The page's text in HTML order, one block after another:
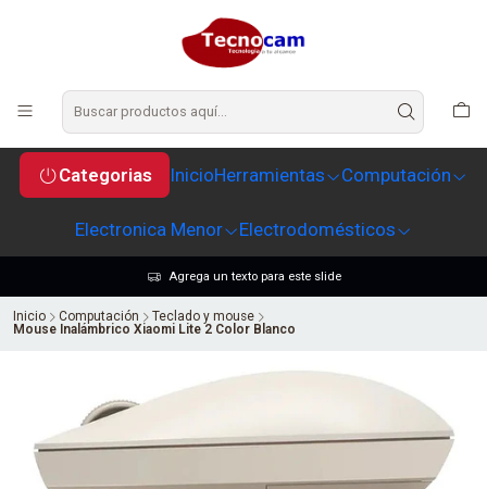
Categorias InicioHerramientas Computación
Electronica Menor Electrodomésticos
Agrega un texto para este slide
Inicio Computación
Teclado y mouse
Mouse Inalámbrico Xiaomi Lite 2 Color Blanco